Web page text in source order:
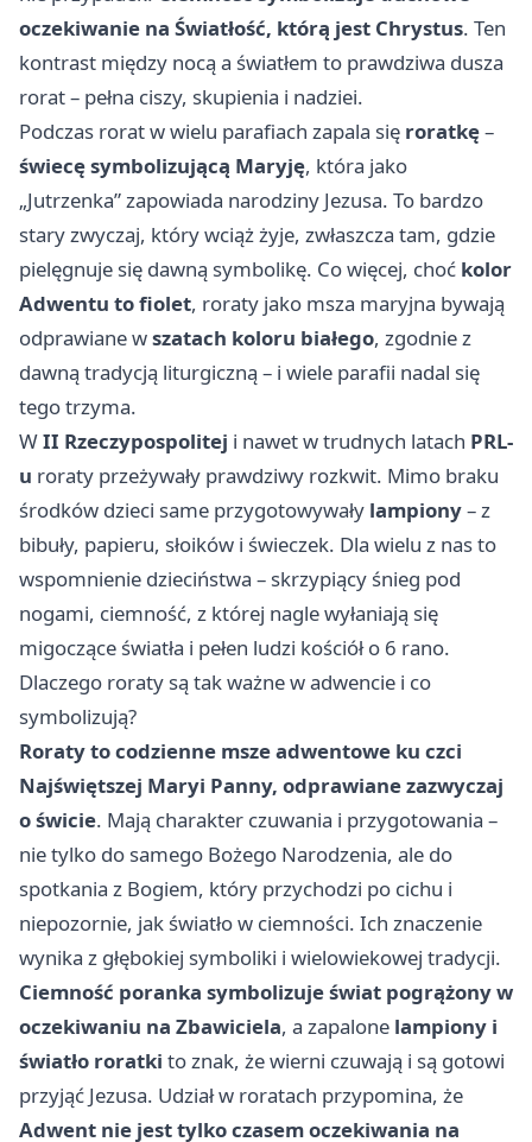
oczekiwanie na Światłość, którą jest Chrystus. Ten
kontrast między nocą a światłem to prawdziwa dusza
rorat – pełna ciszy, skupienia i nadziei.
Podczas rorat w wielu parafiach zapala się roratkę–
świecę symbolizującą Maryję, która jako
„Jutrzenka” zapowiada narodziny Jezusa. To bardzo
stary zwyczaj, który wciąż żyje, zwłaszcza tam, gdzie
pielęgnuje się dawną symbolikę. Co więcej, choć kolor
Adwentu to fiolet, roraty jako msza maryjna bywają
odprawiane wszatach koloru białego, zgodnie z
dawną tradycją liturgiczną – i wiele parafii nadal się
tego trzyma.
WII Rzeczypospolitej i nawet w trudnych latach PRL-
u roraty przeżywały prawdziwy rozkwit. Mimo braku
środków dzieci same przygotowywały lampiony– z
bibuły, papieru, słoików i świeczek. Dla wielu z nas to
wspomnienie dzieciństwa – skrzypiący śnieg pod
nogami, ciemność, z której nagle wyłaniają się
migoczące światła i pełen ludzi kościół o 6 rano.
Dlaczego roraty są tak ważne w adwencie i co
symbolizują?
Roraty to codzienne msze adwentowe ku czci
Najświętszej Maryi Panny, odprawiane zazwyczaj
o świcie. Mają charakter czuwania i przygotowania –
nie tylko do samego Bożego Narodzenia, ale do
spotkania z Bogiem, który przychodzi po cichu i
niepozornie, jak światło w ciemności. Ich znaczenie
wynika z głębokiej symboliki i wielowiekowej tradycji.
Ciemność poranka symbolizuje świat pogrążony w
oczekiwaniu na Zbawiciela, a zapalone lampiony i
światło roratki to znak, że wierni czuwają i są gotowi
przyjąć Jezusa. Udział w roratach przypomina, że
Adwent nie jest tylko czasem oczekiwania na